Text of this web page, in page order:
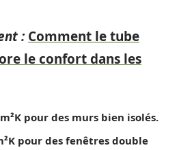
: Comment le tube
le confort dans les
pour des murs bien isolés.
pour des fenêtres double